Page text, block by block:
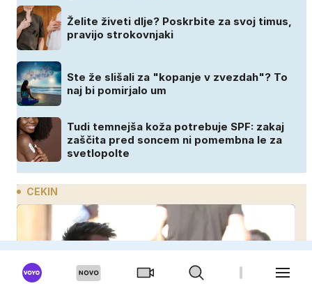
Želite živeti dlje? Poskrbite za svoj timus,
pravijo strokovnjaki
Ste že slišali za "kopanje v zvezdah"? To
naj bi pomirjalo um
Tudi temnejša koža potrebuje SPF: zakaj
zaščita pred soncem ni pomembna le za
svetlopolte
CEKIN